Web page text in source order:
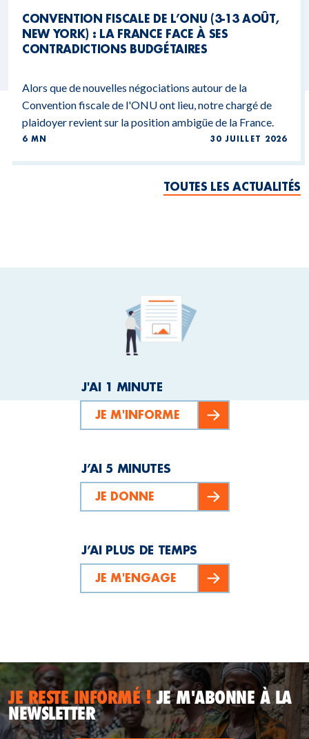
CONVENTION FISCALE DE L’ONU (3-13 AOÛT,
NEW YORK) : LA FRANCE FACE À SES
CONTRADICTIONS BUDGÉTAIRES
Alors que de nouvelles négociations autour de la
Convention fiscale de l'ONU ont lieu, notre chargé de
plaidoyer revient sur la position ambigüe de la France.
6 MN 30 JUILLET 2026
TOUTES LES ACTUALITÉS
J'AI 1 MINUTE
JE M'INFORME
J’AI 5 MINUTES
JE DONNE
J’AI PLUS DE TEMPS
JE M'ENGAGE
JE RESTE INFORMÉ !JE M'ABONNE À LA
NEWSLETTER